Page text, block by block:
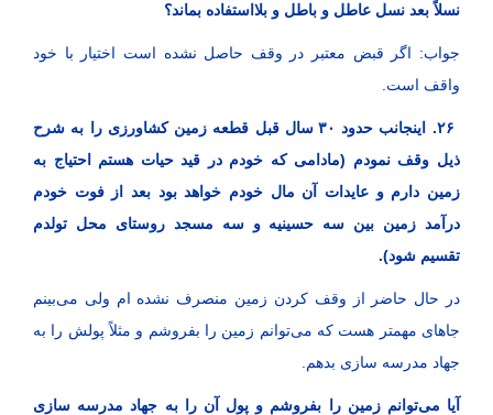
نسلاً بعد نسل عاطل و باطل و بلااستفاده بماند؟
جواب: اگر قبض معتبر در وقف حاصل نشده است اختیار با خود
واقف است.
۲۶. اینجانب حدود ۳۰ سال قبل قطعه زمین کشاورزی را به شرح
ذیل وقف نمودم (مادامی که خودم در قید حیات هستم احتیاج به
زمین دارم و عایدات آن مال خودم خواهد بود بعد از فوت خودم
درآمد زمین بین سه حسینیه و سه مسجد روستای محل تولدم
تقسیم شود).
در حال حاضر از وقف کردن زمین منصرف نشده ام ولی می‌بینم
جاهای مهمتر هست که می‌توانم زمین را بفروشم و مثلاً پولش را به
جهاد مدرسه سازی بدهم.
آیا می‌توانم زمین را بفروشم و پول آن را به جهاد مدرسه سازی